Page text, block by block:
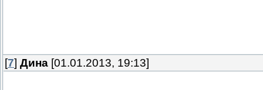
[7] Дина [01.01.2013, 19:13]